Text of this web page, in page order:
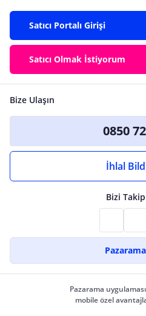
Satıcı Portalı Girişi
Satıcı Olmak İstiyorum
Bize Ulaşın
0850
İhlal
Bizi
Pazarama
mobile özel